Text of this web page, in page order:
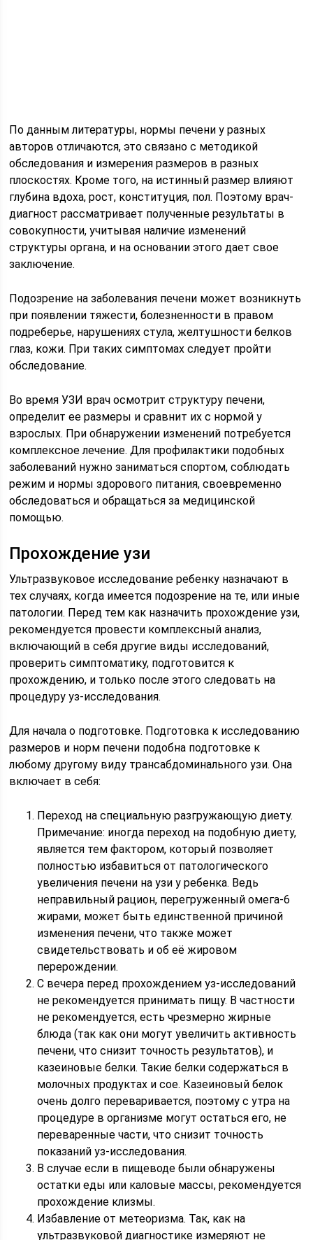
По данным литературы, нормы печени у разных
авторов отличаются, это связано с методикой
обследования и измерения размеров в разных
плоскостях. Кроме того, на истинный размер влияют
глубина вдоха, рост, конституция, пол. Поэтому врач-
диагност рассматривает полученные результаты в
совокупности, учитывая наличие изменений
структуры органа, и на основании этого дает свое
заключение.
Подозрение на заболевания печени может возникнуть
при появлении тяжести, болезненности в правом
подреберье, нарушениях стула, желтушности белков
глаз, кожи. При таких симптомах следует пройти
обследование.
Во время УЗИ врач осмотрит структуру печени,
определит ее размеры и сравнит их с нормой у
взрослых. При обнаружении изменений потребуется
комплексное лечение. Для профилактики подобных
заболеваний нужно заниматься спортом, соблюдать
режим и нормы здорового питания, своевременно
обследоваться и обращаться за медицинской
помощью.
Прохождение узи
Ультразвуковое исследование ребенку назначают в
тех случаях, когда имеется подозрение на те, или иные
патологии. Перед тем как назначить прохождение узи,
рекомендуется провести комплексный анализ,
включающий в себя другие виды исследований,
проверить симптоматику, подготовится к
прохождению, и только после этого следовать на
процедуру уз-исследования.
Для начала о подготовке. Подготовка к исследованию
размеров и норм печени подобна подготовке к
любому другому виду трансабдоминального узи. Она
включает в себя:
Переход на специальную разгружающую диету.
Примечание: иногда переход на подобную диету,
является тем фактором, который позволяет
полностью избавиться от патологического
увеличения печени на узи у ребенка. Ведь
неправильный рацион, перегруженный омега-6
жирами, может быть единственной причиной
изменения печени, что также может
свидетельствовать и об её жировом
перерождении.
С вечера перед прохождением уз-исследований
не рекомендуется принимать пищу. В частности
не рекомендуется, есть чрезмерно жирные
блюда (так как они могут увеличить активность
печени, что снизит точность результатов), и
казеиновые белки. Такие белки содержаться в
молочных продуктах и сое. Казеиновый белок
очень долго переваривается, поэтому с утра на
процедуре в организме могут остаться его, не
переваренные части, что снизит точность
показаний уз-исследования.
В случае если в пищеводе были обнаружены
остатки еды или каловые массы, рекомендуется
прохождение клизмы.
Избавление от метеоризма. Так, как на
ультразвуковой диагностике измеряют не